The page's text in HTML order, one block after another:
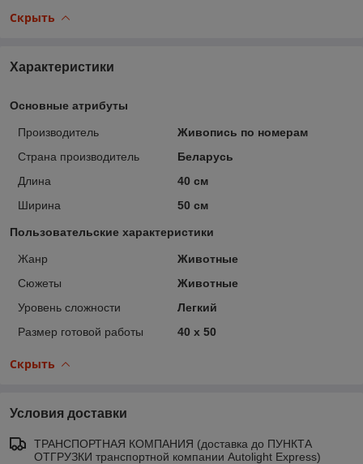
Скрыть
Характеристики
Основные атрибуты
Производитель
Живопись по номерам
Страна производитель
Беларусь
Длина
40 см
Ширина
50 см
Пользовательские характеристики
Жанр
Животные
Сюжеты
Животные
Уровень сложности
Легкий
Размер готовой работы
40 x 50
Скрыть
Условия доставки
ТРАНСПОРТНАЯ КОМПАНИЯ (доставка до ПУНКТА
ОТГРУЗКИ транспортной компании Autolight Express)